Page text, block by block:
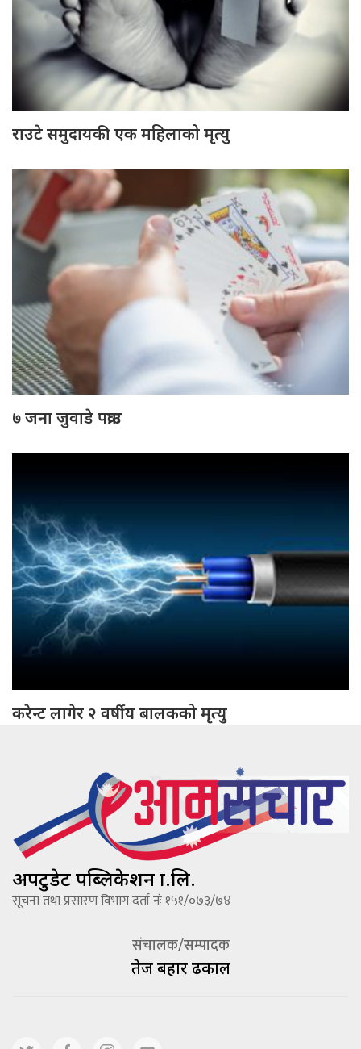
राउटे समुदायकी एक महिलाको मृत्यु
७ जना जुवाडे पक्राउ
करेन्ट लागेर २ वर्षीय बालकको मृत्यु
अपटुडेट पब्लिकेशन प्रा.लि.
सूचना तथा प्रसारण विभाग दर्ता नंः १५१/०७३/७४
संचालक/सम्पादक
तेज बहादूर ढकाल